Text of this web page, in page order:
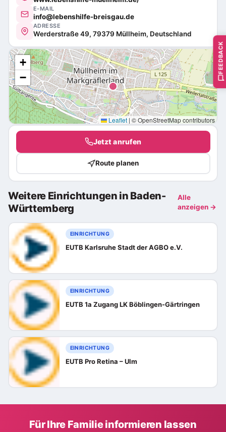
E-MAIL
info@lebenshilfe-breisgau.de
ADRESSE
Werderstraße 49, 79379 Müllheim, Deutschland
+
−
Leaflet | © OpenStreetMap contributors
Jetzt anrufen
Route planen
Weitere Einrichtungen in Baden-
Württemberg
Alle
anzeigen →
EINRICHTUNG
EUTB Karlsruhe Stadt der AGBO e.V.
EINRICHTUNG
EUTB 1a Zugang LK Böblingen-Gärtringen
EINRICHTUNG
EUTB Pro Retina – Ulm
Für Ihre Familie informieren lassen
FEEDBACK